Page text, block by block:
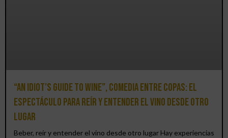
“An Idiot’s Guide to Wine”, comedia entre copas: el
espectáculo para reír y entender el vino desde otro
lugar
Beber, reír y entender el vino desde otro lugar Hay experiencias